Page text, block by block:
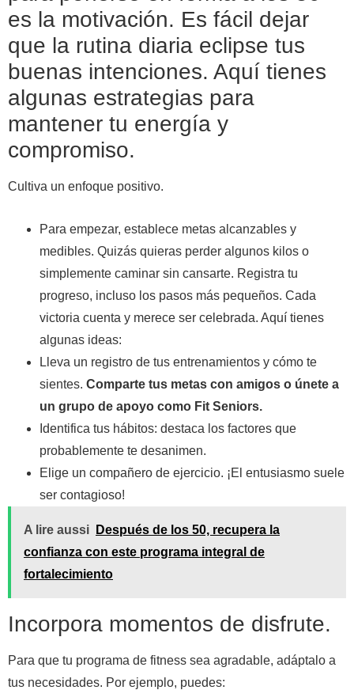
es la motivación. Es fácil dejar
que la rutina diaria eclipse tus
buenas intenciones. Aquí tienes
algunas estrategias para
mantener tu energía y
compromiso.
Cultiva un enfoque positivo.
Para empezar, establece metas alcanzables y
medibles. Quizás quieras perder algunos kilos o
simplemente caminar sin cansarte. Registra tu
progreso, incluso los pasos más pequeños. Cada
victoria cuenta y merece ser celebrada. Aquí tienes
algunas ideas:
Lleva un registro de tus entrenamientos y cómo te
sientes. Comparte tus metas con amigos o únete a
un grupo de apoyo como Fit Seniors.
Identifica tus hábitos: destaca los factores que
probablemente te desanimen.
Elige un compañero de ejercicio. ¡El entusiasmo suele
ser contagioso!
A lire aussi
Después de los 50, recupera la
confianza con este programa integral de
fortalecimiento
Incorpora momentos de disfrute.
Para que tu programa de fitness sea agradable, adáptalo a
tus necesidades. Por ejemplo, puedes: